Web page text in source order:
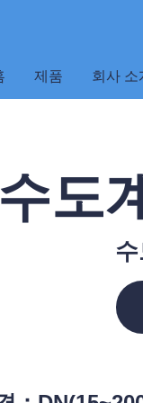
제품 회사 소
도